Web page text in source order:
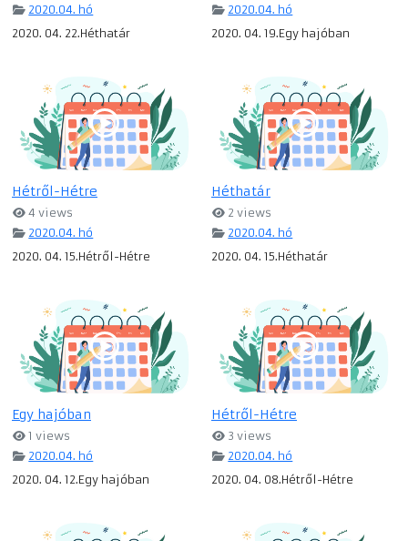
2020.04. hó
2020. 04. 22.Héthatár
2020.04. hó
2020. 04. 19.Egy hajóban
Hétről-Hétre
4 views
2020.04. hó
2020. 04. 15.Hétről-Hétre
Héthatár
2 views
2020.04. hó
2020. 04. 15.Héthatár
Egy hajóban
1 views
2020.04. hó
2020. 04. 12.Egy hajóban
Hétről-Hétre
3 views
2020.04. hó
2020. 04. 08.Hétről-Hétre